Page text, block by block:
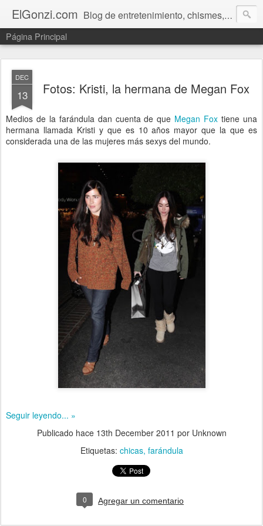
ElGonzi.com Blog de entretenimiento, chismes, humor, farándula, curiosidades, ovnis, noticias calientes, fotos, videos, paranormal y ¡más!
Página Principal
DEC
13 Fotos: Kristi, la hermana de Megan Fox
Medios de la farándula dan cuenta de que Megan Fox tiene una
hermana llamada Kristi y que es 10 años mayor que la que es
considerada una de las mujeres más sexys del mundo.
Seguir leyendo... »
Publicado hace 13th December 2011 por Unknown
Etiquetas: chicas farándula
0 Agregar un comentario